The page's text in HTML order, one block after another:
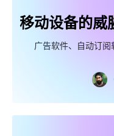
移动设备的威
广告软件、自动订阅